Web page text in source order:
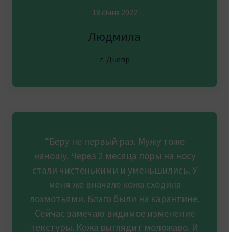
18 січня 2022
Людмила
г. Днепр
“Беру не первый раз. Мужу тоже
наношу. Через 2 месяца поры на носу
стали чистенькими и уменьшились. У
меня же вначале кожа сходила
лохмотьями. Благо были на карантине.
Сейчас замечаю видимое изменение
текстуры. Кожа выглядит моложаво. И